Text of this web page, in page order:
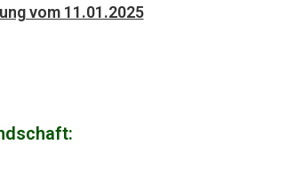
vom 11.01.2025